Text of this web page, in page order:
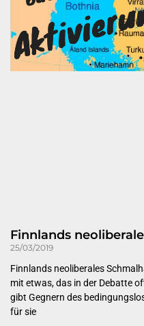
Finnlands
25/03/2019
Finnlands neoliberales
mit etwas, das in der Debatte
gibt Gegnern des
für sie